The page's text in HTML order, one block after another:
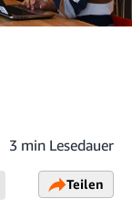
3 min Lesedauer
Teilen